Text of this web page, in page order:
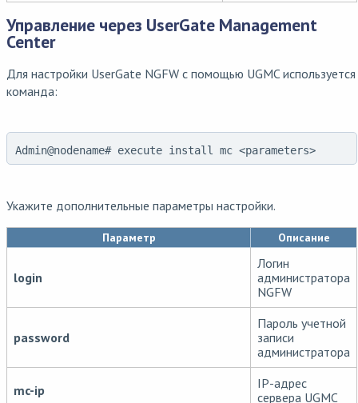
Управление через UserGate Management
Center
Для настройки UserGate NGFW с помощью UGMC используется
команда:
Admin@nodename# execute install mc <parameters>
Укажите дополнительные параметры настройки.
Параметр Описание
login
Логин
администратора
NGFW
password
Пароль учетной
записи
администратора
mc-ip
IP-адрес
сервера UGMC